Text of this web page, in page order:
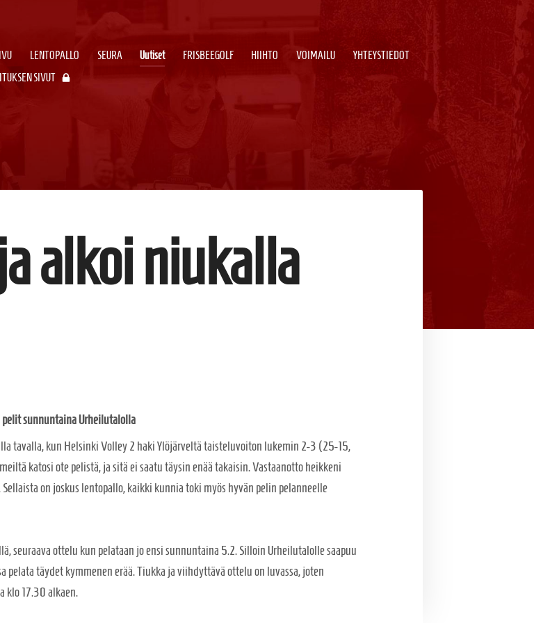
LENTOPALLO SEURA Uutiset FRISBEEGOLF HIIHTO VOIMAILU
YHTEYSTIEDOT
SIVUT
alkoi niukalla
sunnuntaina Urheilutalolla
tavalla, kun Helsinki Volley 2 haki Ylöjärveltä taisteluvoiton lukemin 2-3 (25-15,
katosi ote pelistä, ja sitä ei saatu täysin enää takaisin. Vastaanotto heikkeni
on joskus lentopallo, kaikki kunnia toki myös hyvän pelin pelanneelle
seuraava ottelu kun pelataan jo ensi sunnuntaina 5.2. Silloin Urheilutalolle saapuu
pelata täydet kymmenen erää. Tiukka ja viihdyttävä ottelu on luvassa, joten
klo 17.30 alkaen.